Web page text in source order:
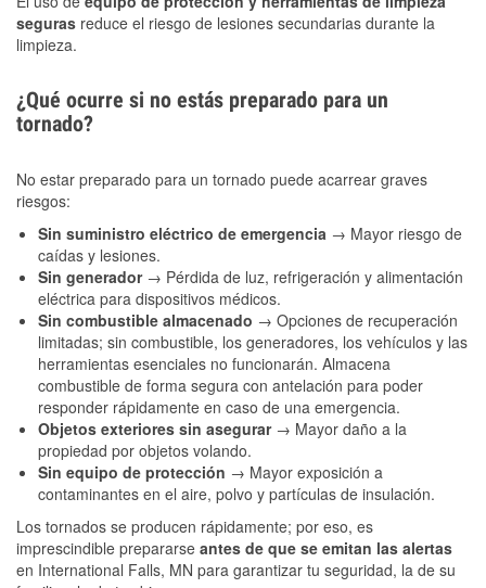
seguras reduce el riesgo de lesiones secundarias durante la
limpieza.
¿Qué ocurre si no estás preparado para un
tornado?
No estar preparado para un tornado puede acarrear graves
riesgos:
Sin suministro eléctrico de emergencia → Mayor riesgo de
caídas y lesiones.
Sin generador → Pérdida de luz, refrigeración y alimentación
eléctrica para dispositivos médicos.
Sin combustible almacenado → Opciones de recuperación
limitadas; sin combustible, los generadores, los vehículos y las
herramientas esenciales no funcionarán. Almacena
combustible de forma segura con antelación para poder
responder rápidamente en caso de una emergencia.
Objetos exteriores sin asegurar → Mayor daño a la
propiedad por objetos volando.
Sin equipo de protección → Mayor exposición a
contaminantes en el aire, polvo y partículas de insulación.
Los tornados se producen rápidamente; por eso, es
imprescindible prepararse antes de que se emitan las alertas
en International Falls, MN para garantizar tu seguridad, la de su